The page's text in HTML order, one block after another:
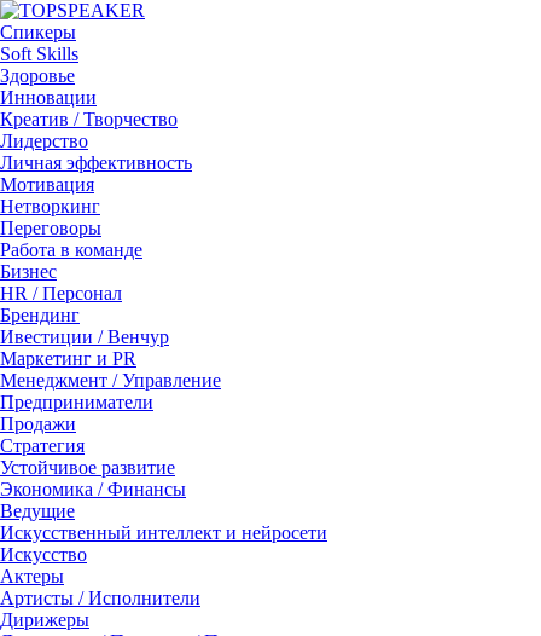
Спикеры
Soft Skills
Здоровье
Инновации
Креатив / Творчество
Лидерство
Личная эффективность
Мотивация
Нетворкинг
Переговоры
Работа в команде
Бизнес
HR / Персонал
Брендинг
Ивестиции / Венчур
Маркетинг и PR
Менеджмент / Управление
Предприниматели
Продажи
Стратегия
Устойчивое развитие
Экономика / Финансы
Ведущие
Искусственный интеллект и нейросети
Искусство
Актеры
Артисты / Исполнители
Дирижеры